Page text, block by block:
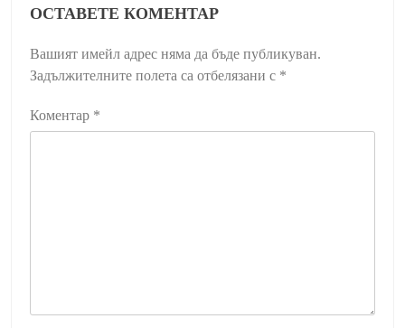
ОСТАВЕТЕ КОМЕНТАР
Вашият имейл адрес няма да бъде публикуван.
Задължителните полета са отбелязани с *
Коментар *